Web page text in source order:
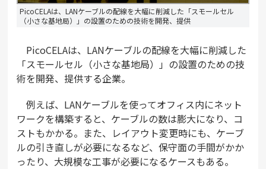
PicoCELAは、LANケーブルの配線を大幅に削減した「スモールセル
（小さな基地局）」の設置のための技術を開発、提供
PicoCELAは、LANケーブルの配線を大幅に削減した
「スモールセル（小さな基地局）」の設置のための技
術を開発、提供する企業。
例えば、LANケーブルを使ってオフィス内にネット
ワークを構築すると、ケーブルの数は膨大になり、コ
ストもかかる。また、レイアウト変更時にも、ケーブ
ルの引き直しが必要になるなど、保守面の手間がかか
ったり、大規模な工事が必要になるケースもある。